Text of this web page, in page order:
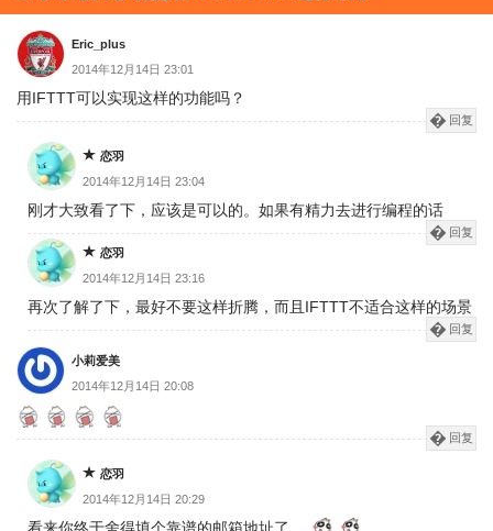
页
Eric_plus
2014年12月14日 23:01
用IFTTT可以实现这样的功能吗？
回复
恋羽
2014年12月14日 23:04
刚才大致看了下，应该是可以的。如果有精力去进行编程的话
回复
恋羽
2014年12月14日 23:16
再次了解了下，最好不要这样折腾，而且IFTTT不适合这样的场景
回复
小莉爱美
2014年12月14日 20:08
回复
恋羽
2014年12月14日 20:29